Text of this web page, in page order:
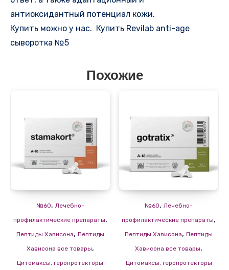
антиоксидантный потенциал кожи.
Купить можно у нас. Купить Revilab anti-age
сыворотка №5
Похожие
№60, Лечебно-
профилактические препараты,
Пептиды Хависона, Пептиды
Хависона все товары,
Цитомаксы, геропротекторы
№60,Лечебно-
профилактические препараты,
Пептиды Хависона,Пептиды
Хависона все товары,
Цитомаксы, геропротекторы